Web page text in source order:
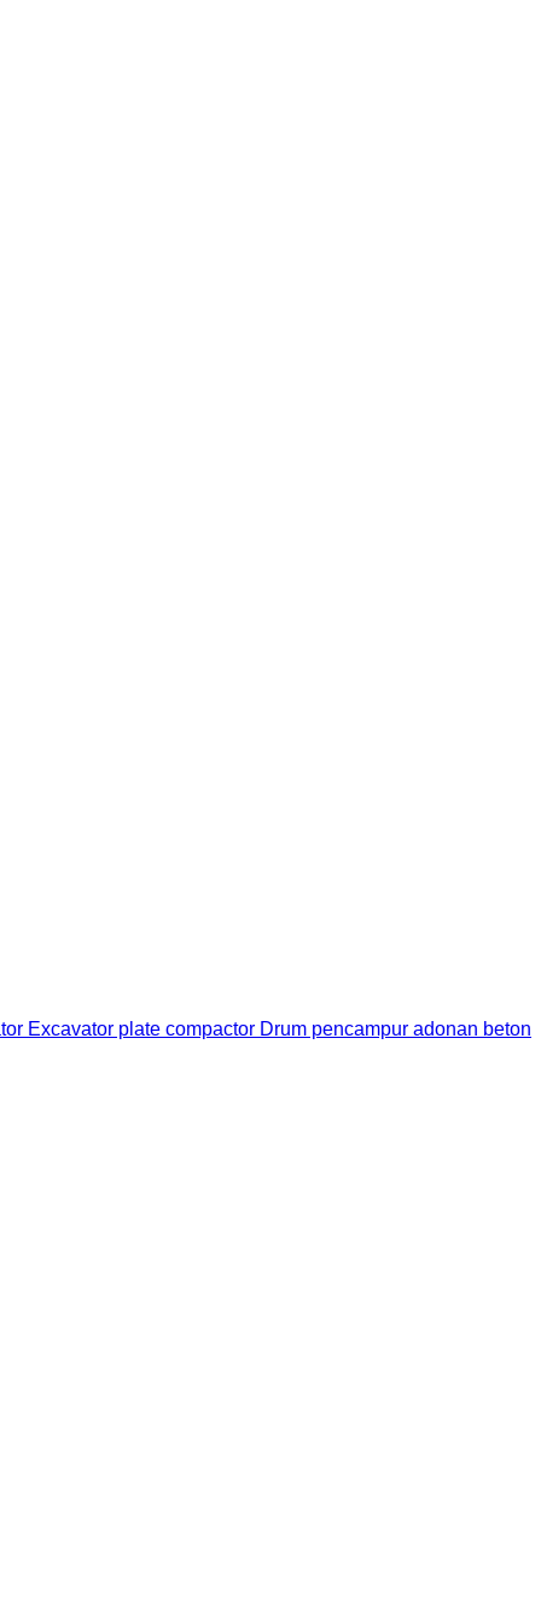
Excavator plate compactor Drum pencampur adonan beton